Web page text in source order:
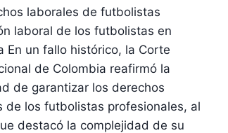
laborales de futbolistas
laboral de los futbolistas en
En un fallo histórico, la Corte
de Colombia reafirmó la
de garantizar los derechos
de los futbolistas profesionales, al
destacó la complejidad de su